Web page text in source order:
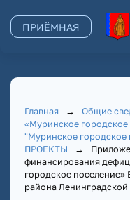
ПРИЁМНАЯ
Главная → Общие
«Муринское городское
"Муринское городское
ПРОЕКТЫ
→
финансирования
городское
района Ленинградской